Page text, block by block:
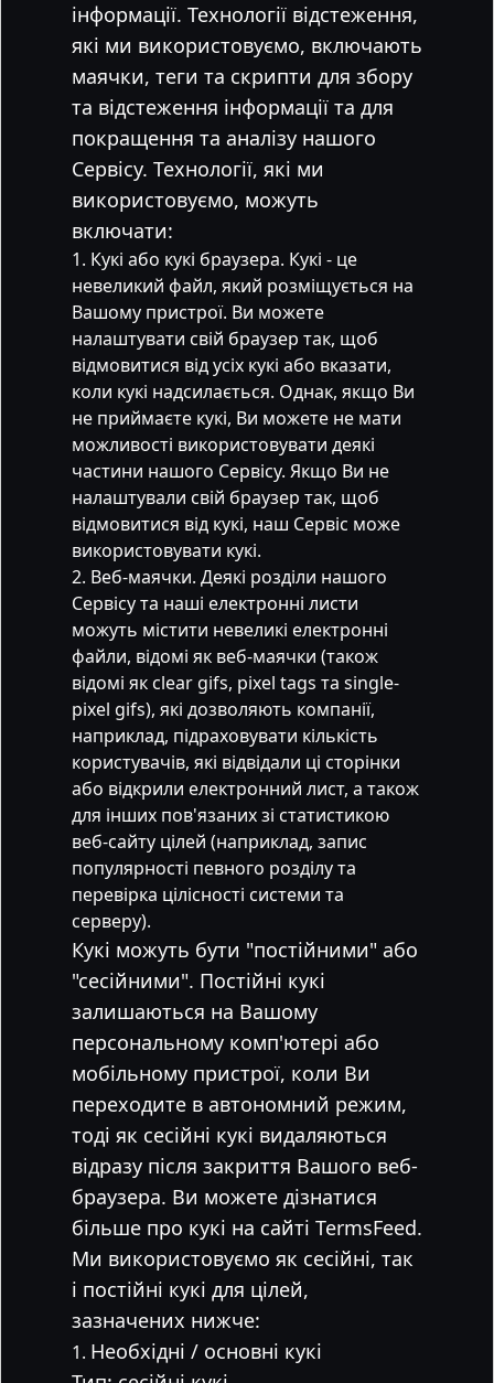
інформації. Технології відстеження,
які ми використовуємо, включають
маячки, теги та скрипти для збору
та відстеження інформації та для
покращення та аналізу нашого
Сервісу. Технології, які ми
використовуємо, можуть
включати:
Кукі або кукі браузера. Кукі - це
невеликий файл, який розміщується на
Вашому пристрої. Ви можете
налаштувати свій браузер так, щоб
відмовитися від усіх кукі або вказати,
коли кукі надсилається. Однак, якщо Ви
не приймаєте кукі, Ви можете не мати
можливості використовувати деякі
частини нашого Сервісу. Якщо Ви не
налаштували свій браузер так, щоб
відмовитися від кукі, наш Сервіс може
використовувати кукі.
Веб-маячки. Деякі розділи нашого
Сервісу та наші електронні листи
можуть містити невеликі електронні
файли, відомі як веб-маячки (також
відомі як clear gifs, pixel tags та single-
pixel gifs), які дозволяють компанії,
наприклад, підраховувати кількість
користувачів, які відвідали ці сторінки
або відкрили електронний лист, а також
для інших пов'язаних зі статистикою
веб-сайту цілей (наприклад, запис
популярності певного розділу та
перевірка цілісності системи та
серверу).
Кукі можуть бути "постійними" або
"сесійними". Постійні кукі
залишаються на Вашому
персональному комп'ютері або
мобільному пристрої, коли Ви
переходите в автономний режим,
тоді як сесійні кукі видаляються
відразу після закриття Вашого веб-
браузера. Ви можете дізнатися
більше про кукі на сайті TermsFeed.
Ми використовуємо як сесійні, так
і постійні кукі для цілей,
зазначених нижче:
Необхідні / основні кукі